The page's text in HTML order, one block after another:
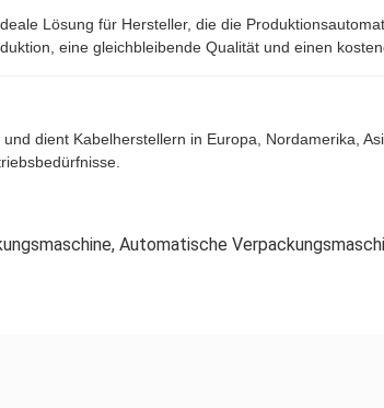
Lösung für Hersteller, die die
eine gleichbleibende Qualität und einen
dient Kabelherstellern in Europa, Nordamerika,
, Automatische